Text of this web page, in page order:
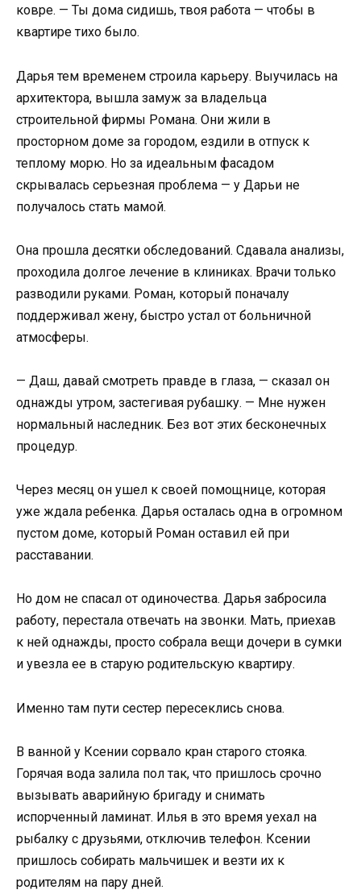
ковре. — Ты дома сидишь, твоя работа — чтобы в
квартире тихо было.
Дарья тем временем строила карьеру. Выучилась на
архитектора, вышла замуж за владельца
строительной фирмы Романа. Они жили в
просторном доме за городом, ездили в отпуск к
теплому морю. Но за идеальным фасадом
скрывалась серьезная проблема — у Дарьи не
получалось стать мамой.
Она прошла десятки обследований. Сдавала анализы,
проходила долгое лечение в клиниках. Врачи только
разводили руками. Роман, который поначалу
поддерживал жену, быстро устал от больничной
атмосферы.
— Даш, давай смотреть правде в глаза, — сказал он
однажды утром, застегивая рубашку. — Мне нужен
нормальный наследник. Без вот этих бесконечных
процедур.
Через месяц он ушел к своей помощнице, которая
уже ждала ребенка. Дарья осталась одна в огромном
пустом доме, который Роман оставил ей при
расставании.
Но дом не спасал от одиночества. Дарья забросила
работу, перестала отвечать на звонки. Мать, приехав
к ней однажды, просто собрала вещи дочери в сумки
и увезла ее в старую родительскую квартиру.
Именно там пути сестер пересеклись снова.
В ванной у Ксении сорвало кран старого стояка.
Горячая вода залила пол так, что пришлось срочно
вызывать аварийную бригаду и снимать
испорченный ламинат. Илья в это время уехал на
рыбалку с друзьями, отключив телефон. Ксении
пришлось собирать мальчишек и везти их к
родителям на пару дней.